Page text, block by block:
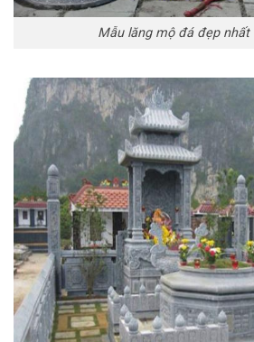
Mẫu lăng mộ đá đẹp nhất